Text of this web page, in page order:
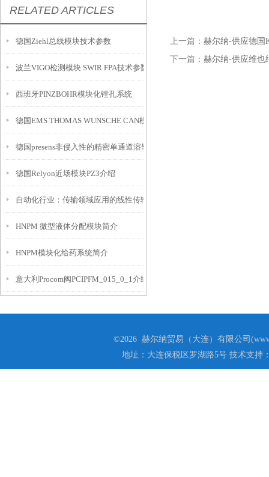
RELATED ARTICLES
德国Ziehl总线模块技术参数
波兰VIGO检测模块 SWIR FPA技术参数
西班牙PINZBOHR模块化镗孔系统
德国EMS THOMAS WUNSCHE CAN模块CPC-技术参数
德国presens非侵入性的精密单通道溶氧模块EOM-O2-FOM的介绍
德国Relyon近场模块PZ3介绍
自动化行业：传输领域应用的线性传输模块
HNPM 微型液体分配模块简介
HNPM模块化给药系统简介
意大利Procom阀PCIPFM_015_0_1介绍
上一篇： 赫尔纳-供应德国
下一篇： 赫尔纳-供应维也
©2026 赫尔纳贸易（大连）有限公司
地址：大连保税区罗湖路5号 技术支持